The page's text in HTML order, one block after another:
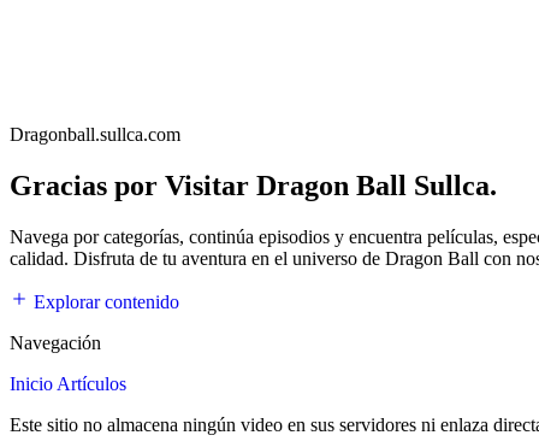
Dragonball.sullca.com
Gracias por Visitar Dragon Ball Sullca.
Navega por categorías, continúa episodios y encuentra películas,
calidad. Disfruta de tu aventura en el universo de Dragon Ball con
Explorar contenido
Navegación
Inicio Artículos
Este sitio no almacena ningún video en sus servidores ni enlaza